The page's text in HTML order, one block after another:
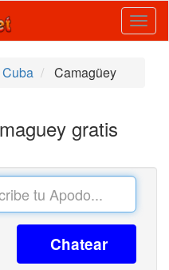
Cuba Camagüey
gratis
Chatear